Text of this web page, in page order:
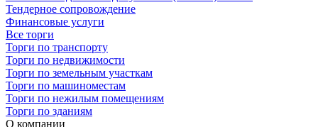
Тендерное сопровождение
Финансовые услуги
Все торги
Торги по транспорту
Торги по недвижимости
Торги по земельным участкам
Торги по машиноместам
Торги по нежилым помещениям
Торги по зданиям
О компании